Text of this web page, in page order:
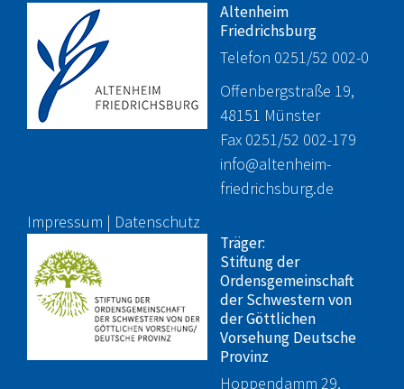
Altenheim
Friedrichsburg
Telefon 0251/52 002-0
Offenbergstraße 19,
48151 Münster
Fax 0251/52 002-179
info@altenheim-
friedrichsburg.de
Impressum | Datenschutz
Träger:
Stiftung der
Ordensgemeinschaft
der Schwestern von
der Göttlichen
Vorsehung Deutsche
Provinz
Hoppendamm 29,